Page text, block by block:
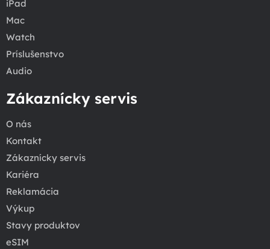
iPad
Mac
Watch
Príslušenstvo
Audio
Zákaznícky servis
O nás
Kontakt
Zákaznícky servis
Kariéra
Reklamácia
Výkup
Stavy produktov
eSIM